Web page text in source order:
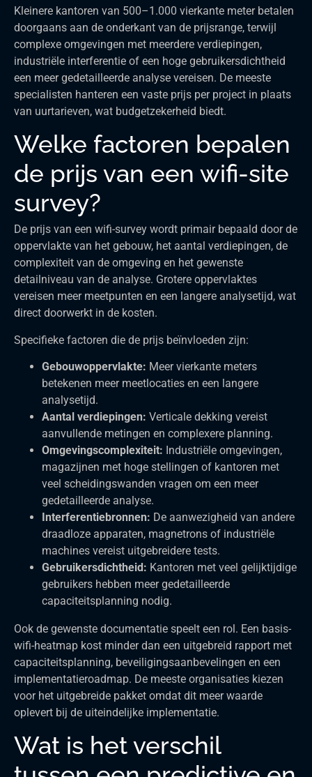
Kleinere kantoren van 500–1.000 vierkante meter betalen
doorgaans aan de onderkant van de prijsrange, terwijl
complexe omgevingen met meerdere verdiepingen,
industriële interferentie of een hoge gebruikersdichtheid
een meer gedetailleerde analyse vereisen. De meeste
specialisten hanteren een vaste prijs per project in plaats
van uurtarieven, wat budgetzekerheid biedt.
Welke factoren bepalen
de prijs van een wifi-site
survey?
De prijs van een wifi-survey wordt primair bepaald door de
oppervlakte van het gebouw, het aantal verdiepingen, de
complexiteit van de omgeving en het gewenste
detailniveau van de analyse. Grotere oppervlaktes
vereisen meer meetpunten en een langere analysetijd, wat
direct doorwerkt in de kosten.
Specifieke factoren die de prijs beïnvloeden zijn:
Gebouwoppervlakte: Meer vierkante meters
betekenen meer meetlocaties en een langere
analysetijd.
Aantal verdiepingen: Verticale dekking vereist
aanvullende metingen en complexere planning.
Omgevingscomplexiteit: Industriële omgevingen,
magazijnen met hoge stellingen of kantoren met
veel scheidingswanden vragen om een meer
gedetailleerde analyse.
Interferentiebronnen: De aanwezigheid van andere
draadloze apparaten, magnetrons of industriële
machines vereist uitgebreidere tests.
Gebruikersdichtheid: Kantoren met veel gelijktijdige
gebruikers hebben meer gedetailleerde
capaciteitsplanning nodig.
Ook de gewenste documentatie speelt een rol. Een basis-
wifi-heatmap kost minder dan een uitgebreid rapport met
capaciteitsplanning, beveiligingsaanbevelingen en een
implementatieroadmap. De meeste organisaties kiezen
voor het uitgebreide pakket omdat dit meer waarde
oplevert bij de uiteindelijke implementatie.
Wat is het verschil